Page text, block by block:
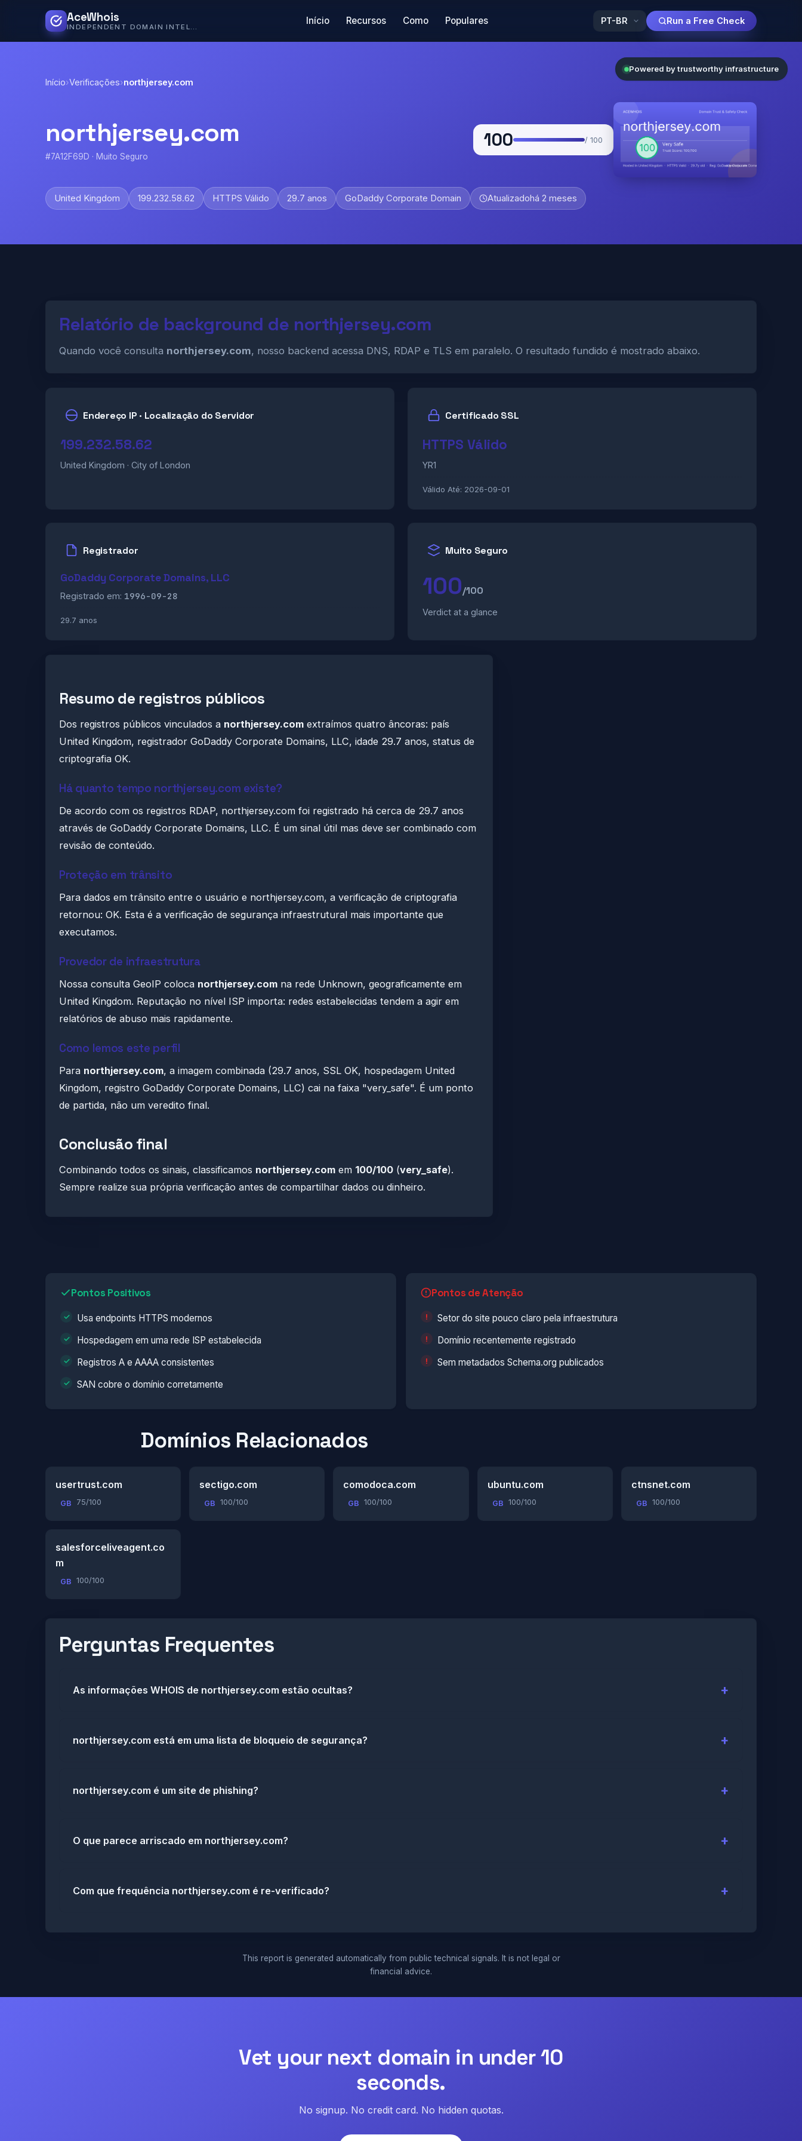
AceWhois Início Recursos Como Populares Run a Free Check
Início›Verificações›northjersey.com
northjersey.com
#7A12F69D · Muito Seguro
100 / 100
United Kingdom 199.232.58.62 HTTPS Válido 29.7 anos GoDaddy Corporate Domain Atualizadohá 2 meses
Relatório de background de northjersey.com
Quando você consulta northjersey.com, nosso backend acessa DNS, RDAP e TLS em paralelo. O resultado fundido é mostrado abaixo.
Endereço IP · Localização do Servidor
199.232.58.62
United Kingdom · City of London
Certificado SSL
HTTPS Válido
YR1
Válido Até: 2026-09-01
Registrador
GoDaddy Corporate Domains, LLC
Registrado em: 1996-09-28
29.7 anos
Muito Seguro
100/100
Verdict at a glance
Resumo de registros públicos
Dos registros públicos vinculados a northjersey.com extraímos quatro âncoras: país
United Kingdom, registrador GoDaddy Corporate Domains, LLC, idade 29.7 anos, status de
criptografia OK.
Há quanto tempo northjersey.com existe?
De acordo com os registros RDAP, northjersey.com foi registrado há cerca de 29.7 anos
através de GoDaddy Corporate Domains, LLC. É um sinal útil mas deve ser combinado com
revisão de conteúdo.
Proteção em trânsito
Para dados em trânsito entre o usuário e northjersey.com, a verificação de criptografia
retornou: OK. Esta é a verificação de segurança infraestrutural mais importante que
executamos.
Provedor de infraestrutura
Nossa consulta GeoIP coloca northjersey.com na rede Unknown, geograficamente em
United Kingdom. Reputação no nível ISP importa: redes estabelecidas tendem a agir em
relatórios de abuso mais rapidamente.
Como lemos este perfil
Para northjersey.com, a imagem combinada (29.7 anos, SSL OK, hospedagem United
Kingdom, registro GoDaddy Corporate Domains, LLC) cai na faixa "very_safe". É um ponto
de partida, não um veredito final.
Conclusão final
Combinando todos os sinais, classificamos northjersey.com em 100/100 (very_safe).
Sempre realize sua própria verificação antes de compartilhar dados ou dinheiro.
Pontos Positivos
Usa endpoints HTTPS modernos
Hospedagem em uma rede ISP estabelecida
Registros A e AAAA consistentes
SAN cobre o domínio corretamente
Pontos de Atenção
Setor do site pouco claro pela infraestrutura
Domínio recentemente registrado
Sem metadados Schema.org publicados
Domínios Relacionados
usertrust.com
GB 75/100
sectigo.com
GB 100/100
comodoca.com
GB 100/100
ubuntu.com
GB 100/100
ctnsnet.com
GB 100/100
salesforceliveagent.co
m
GB 100/100
Perguntas Frequentes
As informações WHOIS de northjersey.com estão ocultas?
northjersey.com está em uma lista de bloqueio de segurança?
northjersey.com é um site de phishing?
O que parece arriscado em northjersey.com?
Com que frequência northjersey.com é re-verificado?
This report is generated automatically from public technical signals. It is not legal or
financial advice.
Vet your next domain in under 10
seconds.
No signup. No credit card. No hidden quotas.
Powered by trustworthy infrastructure